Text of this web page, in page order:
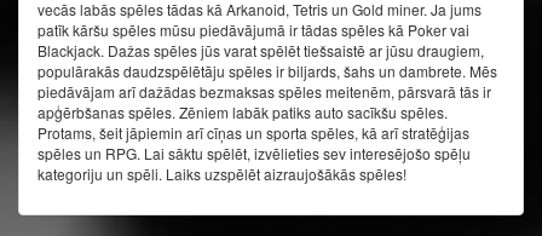
vecās labās spēles tādas kā Arkanoid, Tetris un Gold miner. Ja jums
patīk kāršu spēles mūsu piedāvājumā ir tādas spēles kā Poker vai
Blackjack. Dažas spēles jūs varat spēlēt tiešsaistē ar jūsu draugiem,
populārakās daudzspēlētāju spēles ir biljards, šahs un dambrete. Mēs
piedāvājam arī dažādas bezmaksas spēles meitenēm, pārsvarā tās ir
apģērbšanas spēles. Zēniem labāk patiks auto sacīkšu spēles.
Protams, šeit jāpiemin arī cīņas un sporta spēles, kā arī stratēģijas
spēles un RPG. Lai sāktu spēlēt, izvēlieties sev interesējošo spēļu
kategoriju un spēli. Laiks uzspēlēt aizraujošākās spēles!